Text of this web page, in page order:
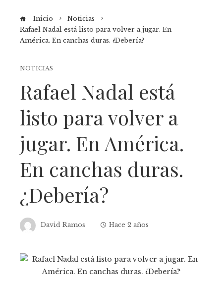
Inicio
Noticias
Rafael Nadal está listo para volver a jugar. En
América. En canchas duras. ¿Debería?
NOTICIAS
Rafael Nadal está
listo para volver a
jugar. En América.
En canchas duras.
¿Debería?
David Ramos Hace 2 años